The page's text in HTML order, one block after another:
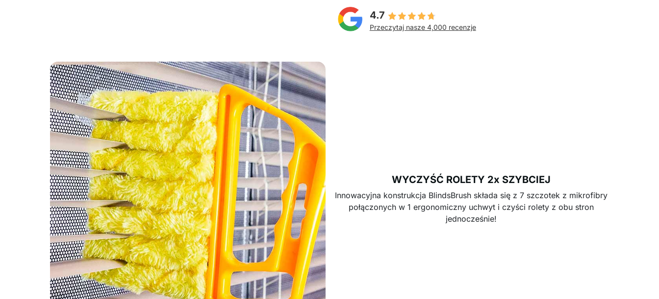
4.7
Przeczytaj nasze 4,000 recenzje
WYCZYŚĆ ROLETY 2x SZYBCIEJ
Innowacyjna konstrukcja BlindsBrush składa się z 7 szczotek z mikrofibry
połączonych w 1 ergonomiczny uchwyt i czyści rolety z obu stron
jednocześnie!